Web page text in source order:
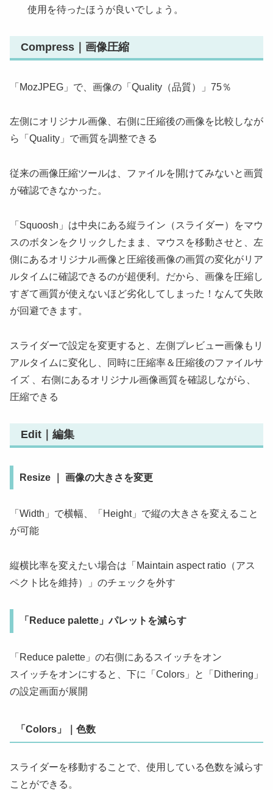
使用を待ったほうが良いでしょう。
Compress｜画像圧縮
「MozJPEG」で、画像の「Quality（品質）」75％
左側にオリジナル画像、右側に圧縮後の画像を比較しなが
ら「Quality」で画質を調整できる
従来の画像圧縮ツールは、ファイルを開けてみないと画質
が確認できなかった。
「Squoosh」は中央にある縦ライン（スライダー）をマウ
スのボタンをクリックしたまま、マウスを移動させと、左
側にあるオリジナル画像と圧縮後画像の画質の変化がリア
ルタイムに確認できるのが超便利。だから、画像を圧縮し
すぎて画質が使えないほど劣化してしまった！なんて失敗
が回避できます。
スライダーで設定を変更すると、左側プレビュー画像もリ
アルタイムに変化し、同時に圧縮率＆圧縮後のファイルサ
イズ 、右側にあるオリジナル画像画質を確認しながら、
圧縮できる
Edit｜編集
Resize ｜ 画像の大きさを変更
「Width」で横幅、「Height」で縦の大きさを変えること
が可能
縦横比率を変えたい場合は「Maintain aspect ratio（アス
ペクト比を維持）」のチェックを外す
「Reduce palette」パレットを減らす
「Reduce palette」の右側にあるスイッチをオン
スイッチをオンにすると、下に「Colors」と「Dithering」
の設定画面が展開
「Colors」｜色数
スライダーを移動することで、使用している色数を減らす
ことができる。